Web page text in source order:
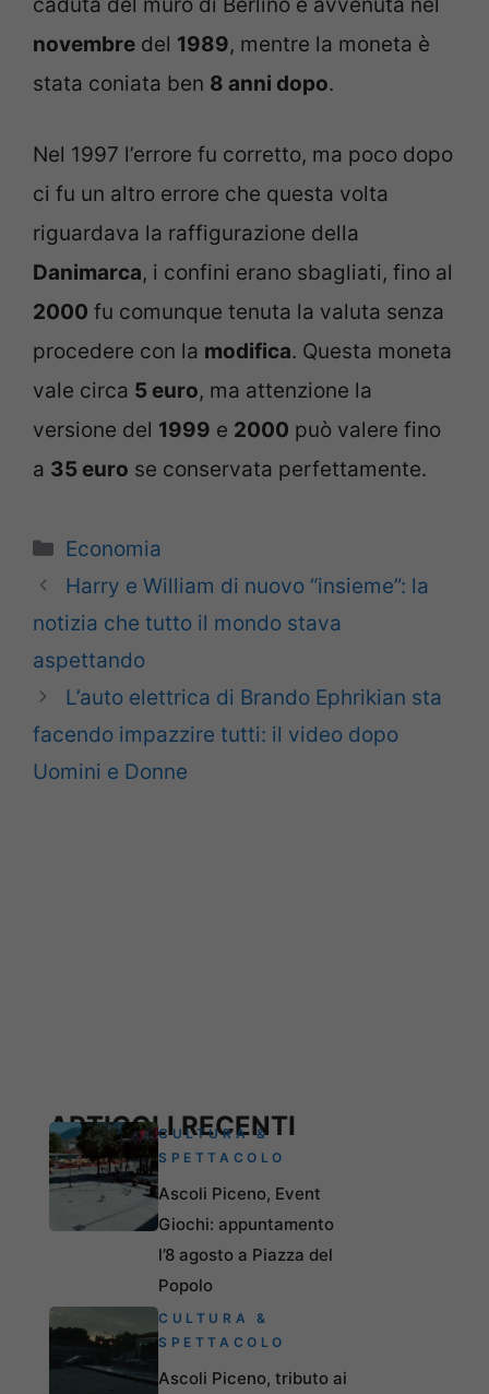
novembre del 1989, mentre la moneta è
stata coniata ben 8 anni dopo.
Nel 1997 l’errore fu corretto, ma poco dopo
ci fu un altro errore che questa volta
riguardava la raffigurazione della
Danimarca, i confini erano sbagliati, fino al
2000 fu comunque tenuta la valuta senza
procedere con la modifica. Questa moneta
vale circa 5 euro, ma attenzione la
versione del 1999 e 2000 può valere fino
a 35 euro se conservata perfettamente.
Categorie
Economia
Harry e William di nuovo “insieme”: la
notizia che tutto il mondo stava
aspettando
L’auto elettrica di Brando Ephrikian sta
facendo impazzire tutti: il video dopo
Uomini e Donne
ARTICOLI RECENTI
CULTURA &
SPETTACOLO
Ascoli Piceno, Event
Giochi: appuntamento
l’8 agosto a Piazza del
Popolo
CULTURA &
SPETTACOLO
Ascoli Piceno, tributo ai